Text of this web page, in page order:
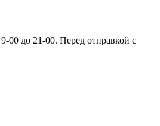
00 до 21-00. Перед отправкой с